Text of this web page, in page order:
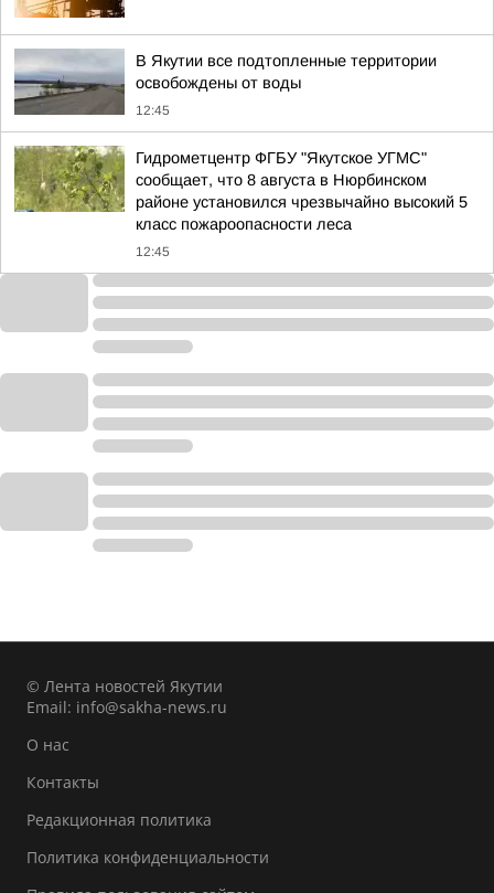
В Якутии все подтопленные территории
освобождены от воды
12:45
Гидрометцентр ФГБУ "Якутское УГМС"
сообщает, что 8 августа в Нюрбинском
районе установился чрезвычайно высокий 5
класс пожароопасности леса
12:45
© Лента новостей Якутии
Email: info@sakha-news.ru
О нас
Контакты
Редакционная политика
Политика конфиденциальности